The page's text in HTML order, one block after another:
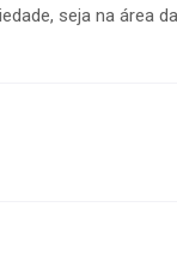
seja na área